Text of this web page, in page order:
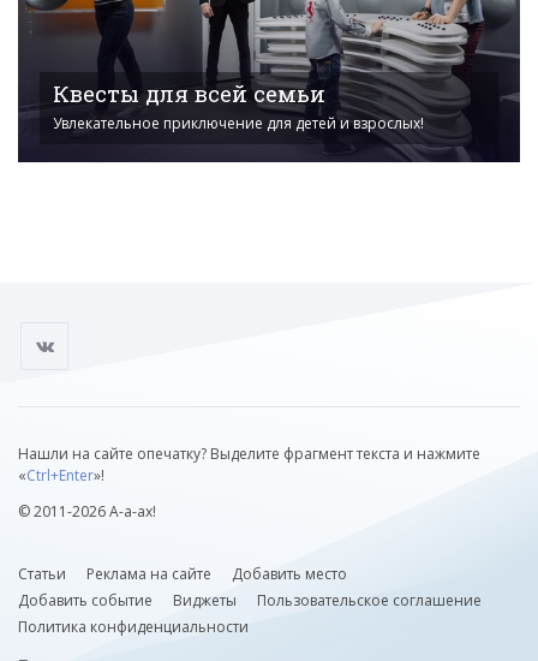
Квесты для всей семьи
Увлекательное приключение для детей и взрослых!
Нашли на сайте опечатку? Выделите фрагмент текста и нажмите
«Ctrl+Enter»!
© 2011-2026 А-а-ах!
Статьи Реклама на сайте
Добавить место
Добавить событие
Виджеты
Пользовательское соглашение
Политика конфиденциальности